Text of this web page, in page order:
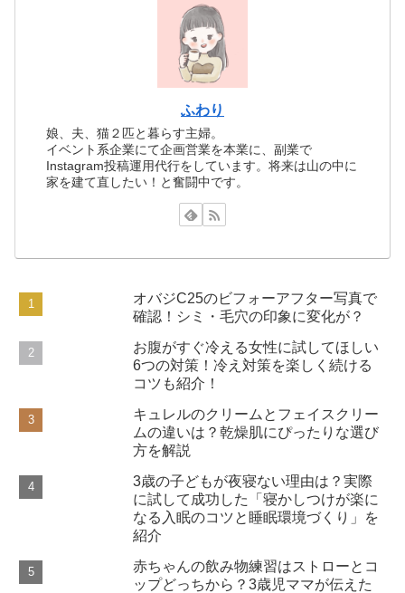
ふわり
娘、夫、猫２匹と暮らす主婦。
イベント系企業にて企画営業を本業に、副業で
Instagram投稿運用代行をしています。将来は山の中に
家を建て直したい！と奮闘中です。
オバジC25のビフォーアフター写真で
確認！シミ・毛穴の印象に変化が？
お腹がすぐ冷える女性に試してほしい
6つの対策！冷え対策を楽しく続ける
コツも紹介！
キュレルのクリームとフェイスクリー
ムの違いは？乾燥肌にぴったりな選び
方を解説
3歳の子どもが夜寝ない理由は？実際
に試して成功した「寝かしつけが楽に
なる入眠のコツと睡眠環境づくり」を
紹介
赤ちゃんの飲み物練習はストローとコ
ップどっちから？3歳児ママが伝えた